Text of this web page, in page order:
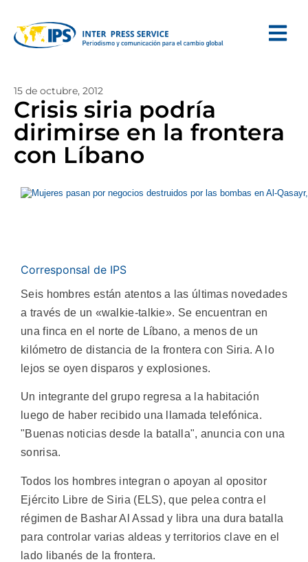
15 de octubre, 2012
Crisis siria podría
dirimirse en la frontera
con Líbano
Corresponsal de IPS
Seis hombres están atentos a las últimas novedades
a través de un «walkie-talkie». Se encuentran en
una finca en el norte de Líbano, a menos de un
kilómetro de distancia de la frontera con Siria. A lo
lejos se oyen disparos y explosiones.
Un integrante del grupo regresa a la habitación
luego de haber recibido una llamada telefónica.
"Buenas noticias desde la batalla", anuncia con una
sonrisa.
Todos los hombres integran o apoyan al opositor
Ejército Libre de Siria (ELS), que pelea contra el
régimen de Bashar Al Assad y libra una dura batalla
para controlar varias aldeas y territorios clave en el
lado libanés de la frontera.